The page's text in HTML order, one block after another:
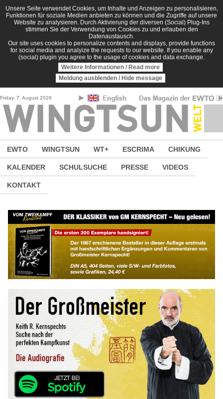
Direkt zum Inhalt
Unsere Seite verwendet Cookies, um Inhalte und Anzeigen zu personalisieren,
Funktionen für soziale Medien anbieten zu können und die Zugriffe auf unsere
Website zu analysieren. Durch Aktivierung der diversen (Social) Plug-Ins
stimmen Sie der Verwendung von Cookies zu und erlauben den
Datenaustausch.
Our site uses cookies to personalize contents and displays, provide functions
for social media and analyize the requests to our website. If you enable any
(social) plugin you agree to the usage of cookies and data exchange.
Weitere Informationen / Read more
Meldung ausblenden / Hide message
Friday, 7. August 2026
EWTO WINGTSUN WT+ ESCRIMA CHIKUNG
KALENDER SCHULSUCHE PRESSE VIDEOS
KONTAKT